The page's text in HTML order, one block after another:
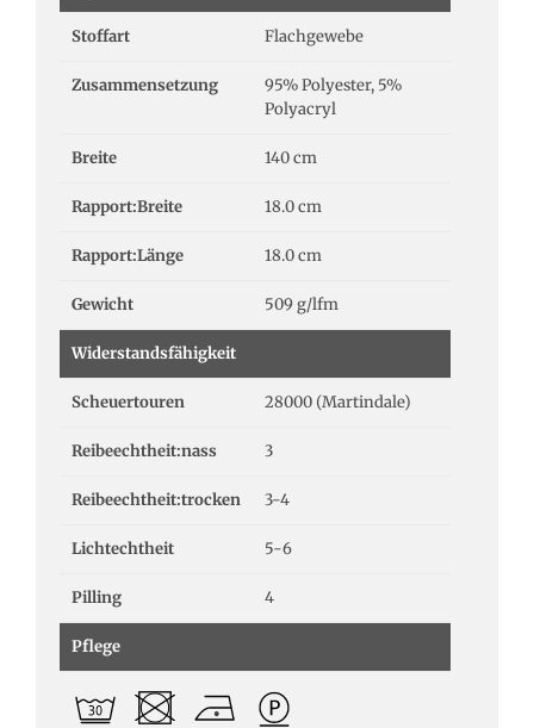
Stoffart Flachgewebe
Zusammensetzung
95% Polyester, 5%
Polyacryl
Breite 140 cm
Rapport:Breite 18.0 cm
Rapport:Länge 18.0 cm
Gewicht 509 g/lfm
Widerstandsfähigkeit
Scheuertouren 28000 (Martindale)
Reibeechtheit:nass 3
Reibeechtheit:trocken 3-4
Lichtechtheit 5-6
Pilling 4
Pflege